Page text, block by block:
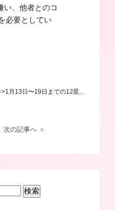
他者とのコ
必要としてい
>1月13日〜19日までの12星...
次の記事へ ＞